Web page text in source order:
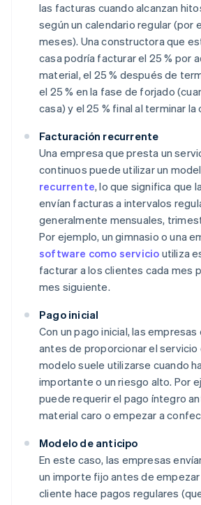
las facturas cuando alcanzan
según un calendario regular (por
meses). Una constructora que
casa podría facturar el 25 % por
material, el 25 % después de
el 25 % en la fase de forjado
casa) y el 25 % final al terminar la
Facturación recurrente
Una empresa que presta un
continuos puede utilizar un
recurrente, lo que significa que
envían facturas a intervalos
generalmente mensuales,
Por ejemplo, un gimnasio o una
software como servicio utiliza
facturar a los clientes cada mes
mes siguiente.
Pago inicial
Con un pago inicial, las
antes de proporcionar el
modelo suele utilizarse cuando
importante o un riesgo alto. Por
puede requerir el pago íntegro
material caro o empezar a
Modelo de anticipo
En este caso, las empresas
un importe fijo antes de empezar
cliente hace pagos regulares